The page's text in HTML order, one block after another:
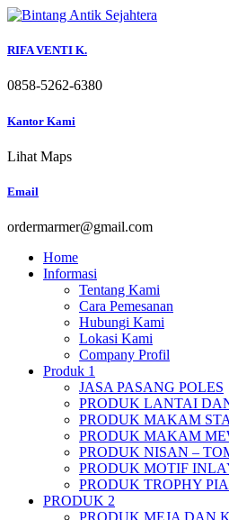
Skip
content
RIFA VENTI K.
0858-5262-6380
Kantor Kami
Lihat Maps
Email
ordermarmer@gmail.com
Home
Informasi
Tentang Kami
Cara Pemesanan
Hubungi Kami
Lokasi Kami
Company Profil
Produk 1
JASA PASANG POLES
PRODUK LANTAI
PRODUK MAKAM
PRODUK MAKAM
PRODUK NISAN –
PRODUK MOTIF
PRODUK TROPHY
PRODUK 2
PRODUK MEJA DAN